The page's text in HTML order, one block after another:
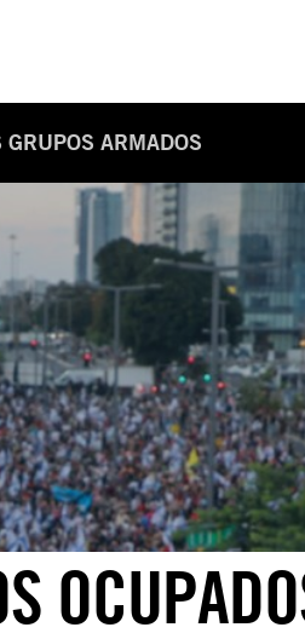
ARMADOS